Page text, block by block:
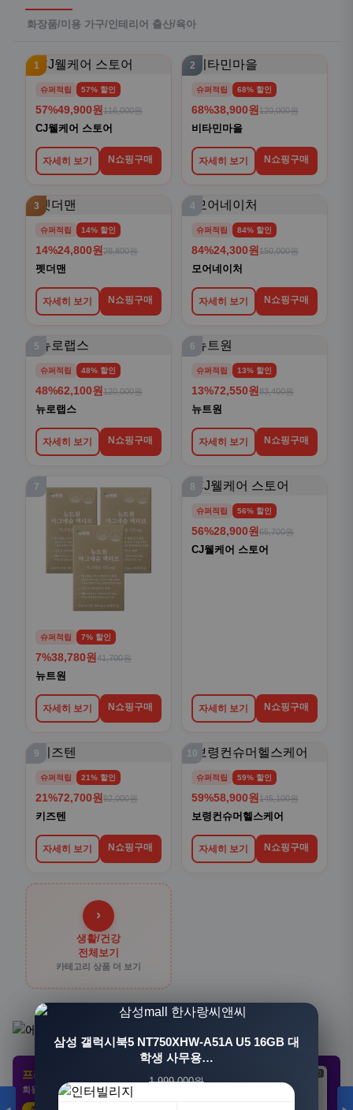
화장품/미용 가구/인테리어 출산/육아
1
슈퍼적립 57% 할인
57%49,900원 116,000원
CJ웰케어 스토어
자세히 보기 N쇼핑구매
2
슈퍼적립 68% 할인
68%38,900원 120,000원
비타민마을
자세히 보기 N쇼핑구매
3
슈퍼적립 14% 할인
14%24,800원 28,800원
펫더맨
자세히 보기 N쇼핑구매
4
슈퍼적립 84% 할인
84%24,300원 150,000원
모어네이처
자세히 보기 N쇼핑구매
5
슈퍼적립 48% 할인
48%62,100원 120,000원
뉴로랩스
자세히 보기 N쇼핑구매
6
슈퍼적립 13% 할인
13%72,550원 83,400원
뉴트원
자세히 보기 N쇼핑구매
7
슈퍼적립 7% 할인
7%38,780원 41,700원
뉴트원
자세히 보기 N쇼핑구매
8
슈퍼적립 56% 할인
56%28,900원 65,700원
CJ웰케어 스토어
자세히 보기 N쇼핑구매
9
슈퍼적립 21% 할인
21%72,700원 92,000원
키즈텐
자세히 보기 N쇼핑구매
10
슈퍼적립 59% 할인
59%58,900원 145,100원
보령컨슈머헬스케어
자세히 보기 N쇼핑구매
›
생활/건강
전체보기
카테고리 상품 더 보기
프리미엄 제휴 사이트
회원 전용 특가 · 놓치면 손해
광고
[3+1] 동국제약 마이핏 V 활성엽산 임신준비 임산
부영양 30정, 4개
100,000원
삼성 갤럭시북5 NT750XHW-A51A U5 16GB 대
학생 사무용…
1,999,000원